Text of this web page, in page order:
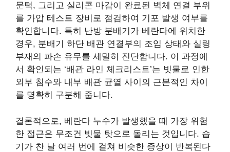
문턱, 그리고 실리콘 마감이 완료된 벽체 연결 부위
를 가압 테스트 장비로 점검하여 기포 발생 여부를
확인합니다. 특히 난방 분배기가 베란다에 위치한
경우, 분배기 하단 배관 연결부의 조임 상태와 실링
부재의 파손 유무를 세밀히 진단합니다. 이 과정에
서 확인되는 ‘배관 라인 체크리스트’는 빗물로 인한
외부 침수와 내부 배관 균열 사이의 근본적인 차이
를 명확히 구분해 줍니다.
결론적으로, 베란다 누수가 발생했을 때 가장 위험
한 접근은 무조건 빗물 탓으로 돌리는 것입니다. 습
기가 찬 날 여러 번에 걸쳐 비슷한 증상이 반복된다